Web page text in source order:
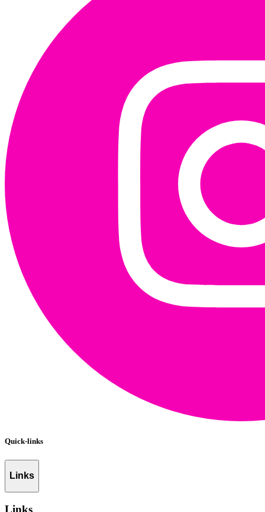
Quick-links
Links